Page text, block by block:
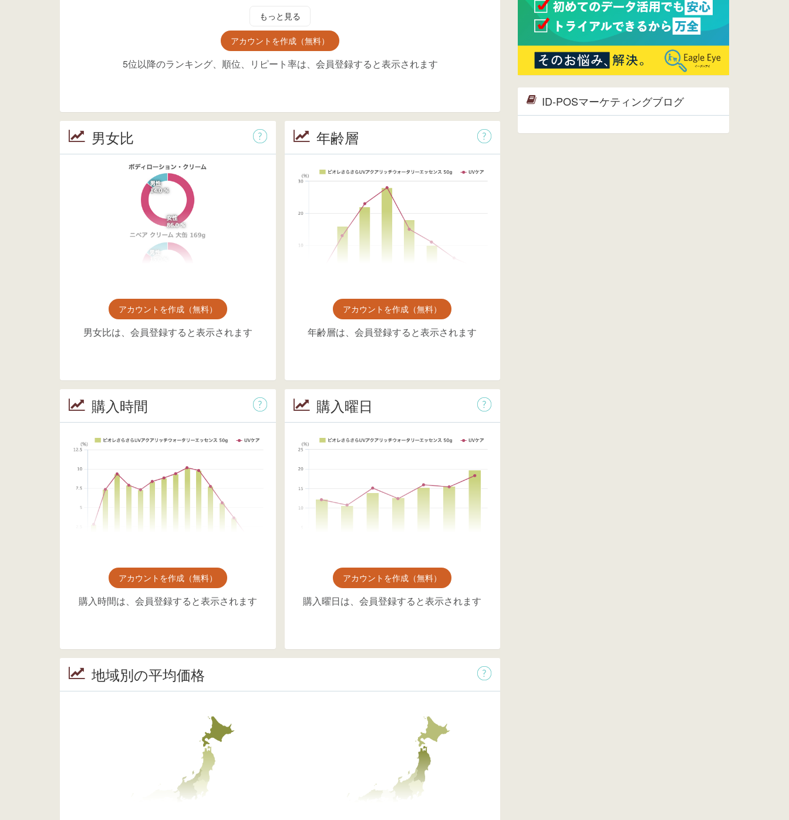
もっと見る
アカウントを作成（無料）
5位以降のランキング、順位、リピート率は、会員登録すると表示されます
男女比
アカウントを作成（無料）
男女比は、会員登録すると表示されます
年齢層
アカウントを作成（無料）
年齢層は、会員登録すると表示されます
購入時間
アカウントを作成（無料）
購入時間は、会員登録すると表示されます
購入曜日
アカウントを作成（無料）
購入曜日は、会員登録すると表示されます
地域別の平均価格
2015/04/30
Facebookページを開設しました。
詳細はこちら。
2015/04/20
ウレコンサイトリリースしました。
ID-POSマーケティングブログ